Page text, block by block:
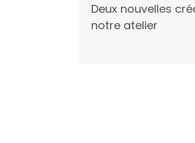
Deux nouvelles
notre atelier